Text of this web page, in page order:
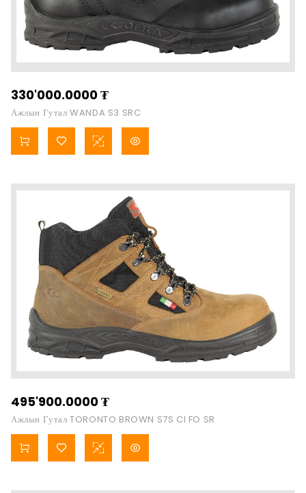
330'000.0000₮
Ажлын Гутал WANDA S3 SRC
495'900.0000₮
Ажлын Гутал TORONTO BROWN S7S CI FO SR